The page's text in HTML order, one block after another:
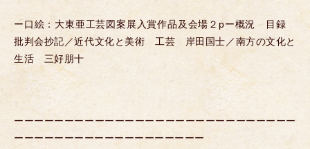
ー口絵：大東亜工芸図案展入賞作品及会場２pー概況 目録
批判会抄記／近代文化と美術 工芸 岸田国士／南方の文化と
生活 三好朋十
ーーーーーーーーーーーーーーーーーーーーーーーーーーーー
ーーーーーーーーーーーーーーーーーーー